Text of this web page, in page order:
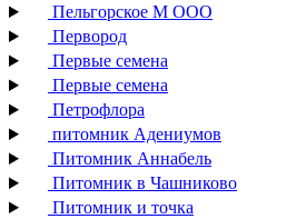
Пельгорское М ООО
Первород
Первые семена
Первые семена
Петрофлора
питомник Адениумов
Питомник Аннабель
Питомник в Чашниково
Питомник и точка